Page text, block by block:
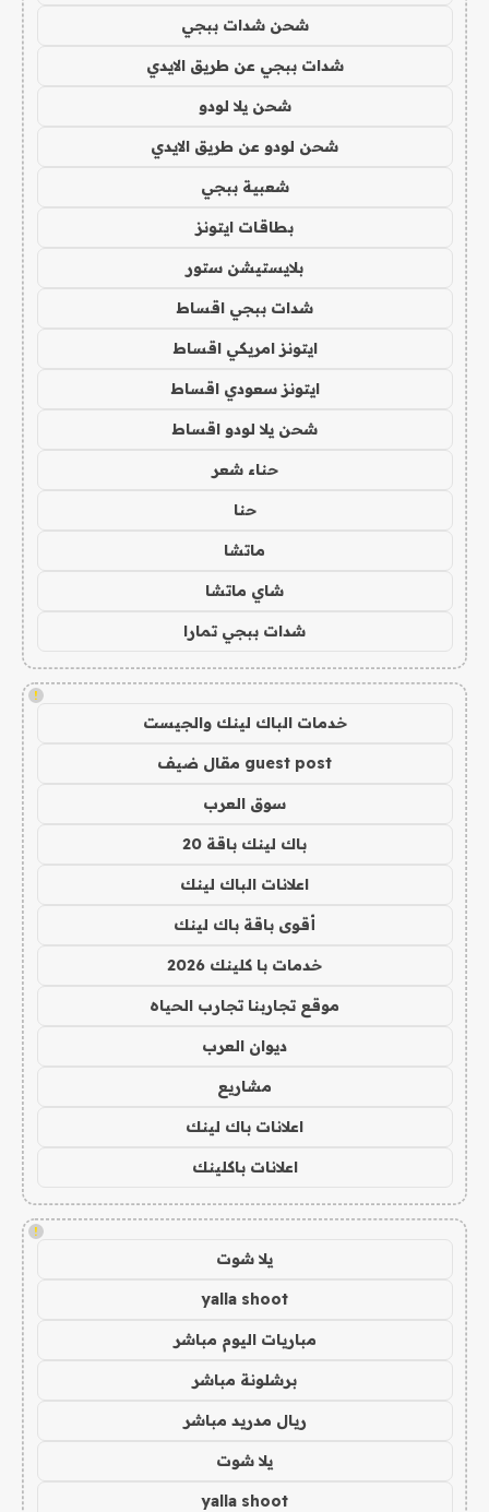
شحن شدات ببجي
شدات ببجي عن طريق الايدي
شحن يلا لودو
شحن لودو عن طريق الايدي
شعبية ببجي
بطاقات ايتونز
بلايستيشن ستور
شدات ببجي اقساط
ايتونز امريكي اقساط
ايتونز سعودي اقساط
شحن يلا لودو اقساط
حناء شعر
حنا
ماتشا
شاي ماتشا
شدات ببجي تمارا
!
خدمات الباك لينك والجيست
guest post مقال ضيف
سوق العرب
باك لينك باقة 20
اعلانات الباك لينك
أقوى باقة باك لينك
خدمات با كلينك 2026
موقع تجاربنا تجارب الحياه
ديوان العرب
مشاريع
اعلانات باك لينك
اعلانات باكلينك
!
يلا شوت
yalla shoot
مباريات اليوم مباشر
برشلونة مباشر
ريال مدريد مباشر
يلا شوت
yalla shoot